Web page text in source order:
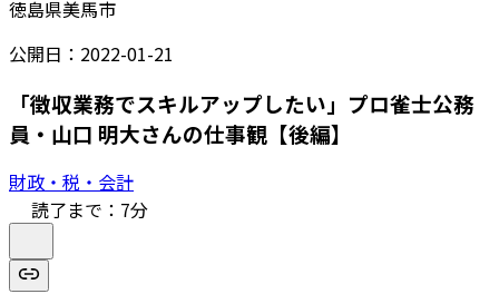
徳島県美馬市
公開日： 2022-01-21
「徴収業務でスキルアップしたい」プロ雀士公務
員・山口 明大さんの仕事観【後編】
財政・税・会計
読了まで： 7分